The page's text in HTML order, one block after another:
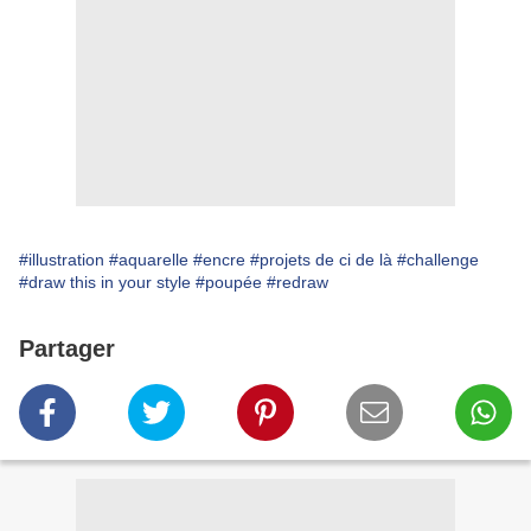
#illustration #aquarelle #encre #projets de ci de là #challenge
#draw this in your style #poupée #redraw
Partager